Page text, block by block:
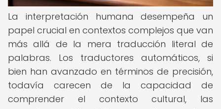
La interpretación humana desempeña un
papel crucial en contextos complejos que van
más allá de la mera traducción literal de
palabras. Los traductores automáticos, si
bien han avanzado en términos de precisión,
todavía carecen de la capacidad de
comprender el contexto cultural, las